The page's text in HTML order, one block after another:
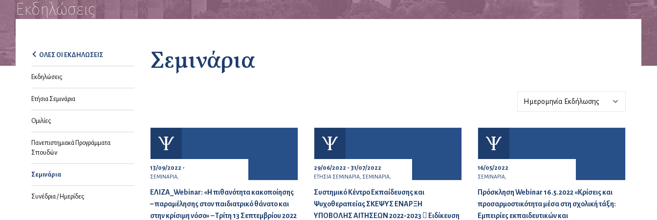
Εκδηλώσεις
ΟΛΕΣ ΟΙ ΕΚΔΗΛΩΣΕΙΣ
Εκδηλώσεις
Ετήσια Σεμινάρια
Ομιλίες
Πανεπιστημιακά Προγράμματα
Σπουδών
Σεμινάρια
Συνέδρια / Ημερίδες
Σεμινάρια
13/09/2022 -
ΣΕΜΙΝΑΡΙΑ,
ΕΛΙΖΑ_Webinar: «Η πιθανότητα κακοποίησης
– παραμέλησης στον παιδιατρικό θάνατο και
στην κρίσιμη νόσο» – Τρίτη 13 Σεπτεμβρίου 2022
29/06/2022 - 31/07/2022
ΕΤΗΣΙΑ ΣΕΜΙΝΑΡΙΑ, ΣΕΜΙΝΑΡΙΑ,
Συστημικό Κέντρο Εκπαίδευσης και
Ψυχοθεραπείας ΣΚΕΨΥΣ ΕΝΑΡΞΗ
ΥΠΟΒΟΛΗΣ ΑΙΤΗΣΕΩΝ 2022-2023  Ειδίκευση
16/05/2022
ΣΕΜΙΝΑΡΙΑ,
Πρόσκληση Webinar 16.5.2022 «Κρίσεις και
προσαρμοστικότητα μέσα στη σχολική τάξη:
Εμπειρίες εκπαιδευτικών και